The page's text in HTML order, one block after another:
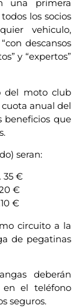
una primera
los socios
vehiculo,
descansos
y “expertos”
del moto club
anual del
beneficios que
seran:
35 €
€
€
circuito a la
de pegatinas
deberán
el teléfono
seguros.